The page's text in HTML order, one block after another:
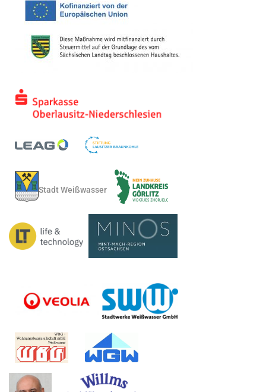
Stadt Weißwasser